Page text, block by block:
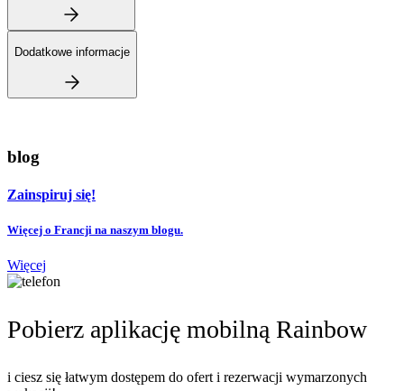
Dodatkowe informacje
blog
Zainspiruj się!
Więcej o Francji na naszym blogu.
Więcej
Pobierz aplikację mobilną Rainbow
i ciesz się łatwym dostępem do ofert i rezerwacji wymarzonych